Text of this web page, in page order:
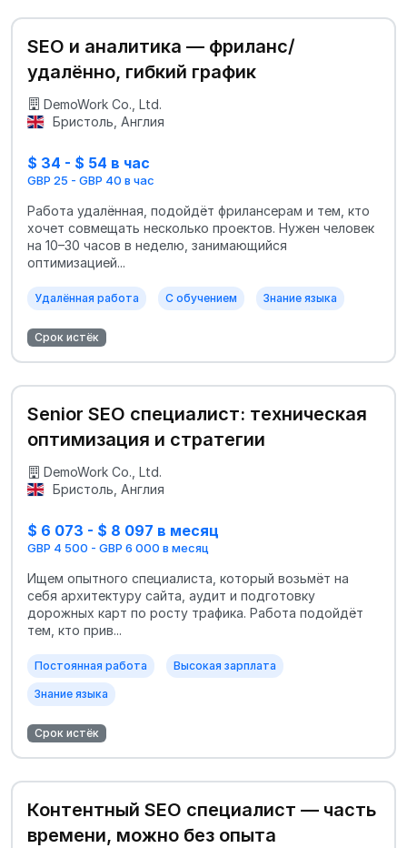
SEO и аналитика — фриланс/
удалённо, гибкий график
DemoWork Co., Ltd.
Бристоль, Англия
$ 34 - $ 54 в час
GBP 25 - GBP 40 в час
Работа удалённая, подойдёт фрилансерам и тем, кто
хочет совмещать несколько проектов. Нужен человек
на 10–30 часов в неделю, занимающийся
оптимизацией...
Удалённая работа С обучением Знание языка
Срок истёк
Senior SEO специалист: техническая
оптимизация и стратегии
DemoWork Co., Ltd.
Бристоль, Англия
$ 6 073 - $ 8 097 в месяц
GBP 4 500 - GBP 6 000 в месяц
Ищем опытного специалиста, который возьмёт на
себя архитектуру сайта, аудит и подготовку
дорожных карт по росту трафика. Работа подойдёт
тем, кто прив...
Постоянная работа Высокая зарплата
Знание языка
Срок истёк
Контентный SEO специалист — часть
времени, можно без опыта